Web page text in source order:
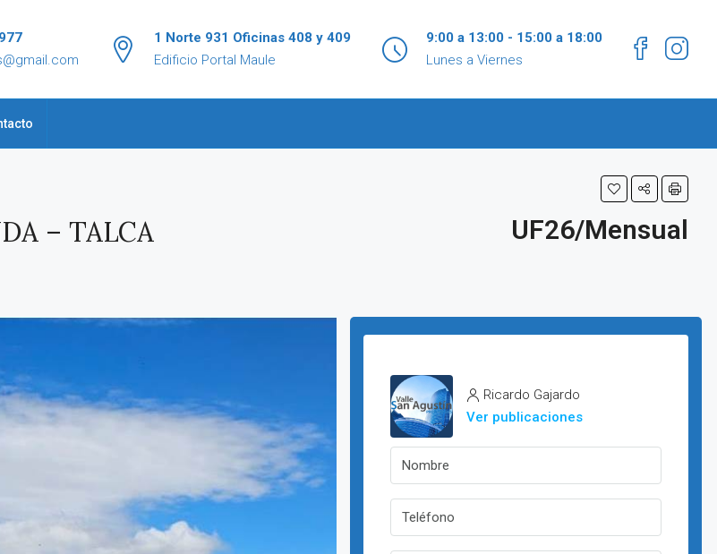
1 Norte 931 Oficinas 408 y 409
Edificio Portal Maule
9:00 a 13:00 - 15:00 a 18:00
Lunes a Viernes
– TALCA UF26/Mensual
Ricardo Gajardo
Ver publicaciones